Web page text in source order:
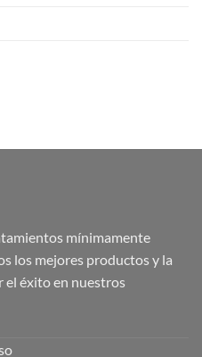
mínimamente
los mejores productos y la
el éxito en nuestros